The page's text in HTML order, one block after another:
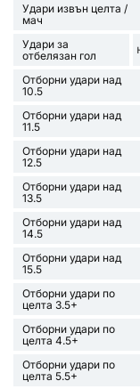
Удари извън целта /
мач
Удари за
отбелязан гол
Отборни удари над
10.5
Отборни удари над
11.5
Отборни удари над
12.5
Отборни удари над
13.5
Отборни удари над
14.5
Отборни удари над
15.5
Отборни удари по
целта 3.5+
Отборни удари по
целта 4.5+
Отборни удари по
целта 5.5+